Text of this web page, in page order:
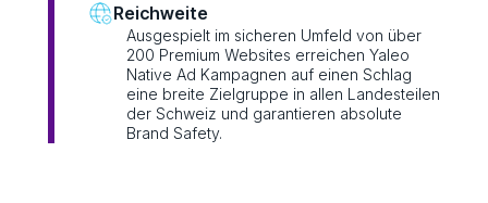
Reichweite
Ausgespielt im sicheren Umfeld von über
200 Premium Websites erreichen Yaleo
Native Ad Kampagnen auf einen Schlag
eine breite Zielgruppe in allen Landesteilen
der Schweiz und garantieren absolute
Brand Safety.